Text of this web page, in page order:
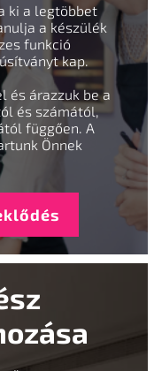
ki a legtöbbet
a készülék
funkció
kap.
és árazzuk be a
és számától,
függően. A
Önnek